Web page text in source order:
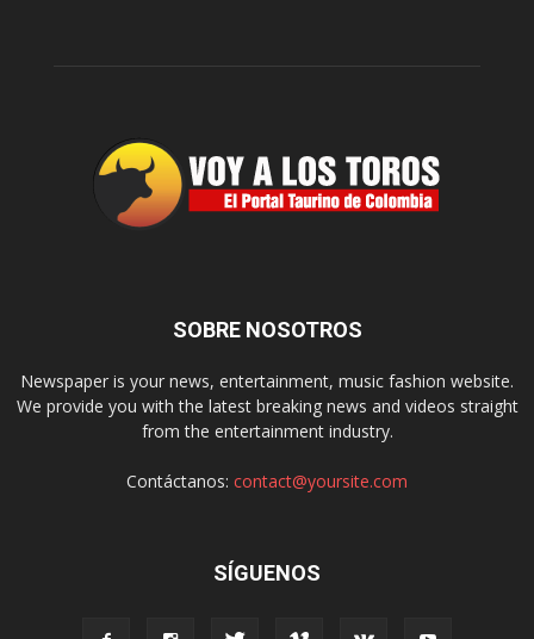
SOBRE NOSOTROS
Newspaper is your news, entertainment, music fashion website.
We provide you with the latest breaking news and videos straight
from the entertainment industry.
Contáctanos: contact@yoursite.com
SÍGUENOS